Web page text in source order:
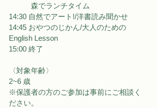
森でランチタイム
14:30 自然でアート!/洋書読み聞かせ
14:45 おやつのじかん/大人のための
English Lesson
15:00 終了
〈対象年齢〉
2~6 歳
※保護者の方のご参加は事前にご相談く
ださい。